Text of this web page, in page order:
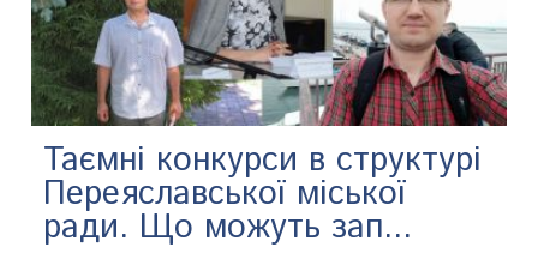
Таємні конкурси в структурі
Переяславської міської
ради. Що можуть зап...